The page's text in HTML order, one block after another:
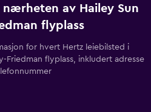
nærheten av Hailey Sun
flyplass
for hvert Hertz leiebilsted i
Friedman flyplass, inkludert adresse